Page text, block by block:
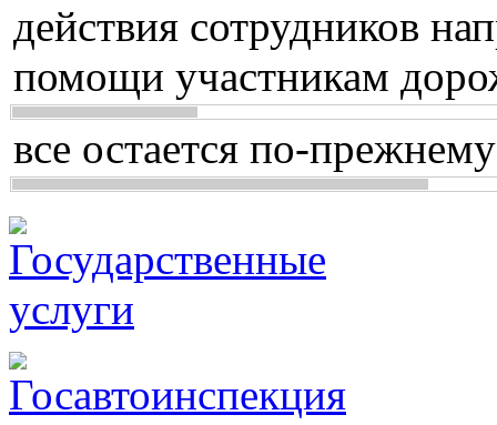
действия сотрудников
помощи участникам
все остается по-